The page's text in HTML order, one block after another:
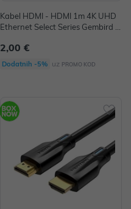
Kabel HDMI - HDMI 1m 4K UHD
Ethernet Select Series Gembird cr
2,00 €
Dodatnih -5% uz PROMO KOD